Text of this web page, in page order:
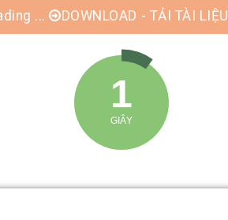
DOWNLOAD - TẢI TÀI LIỆU NÀY